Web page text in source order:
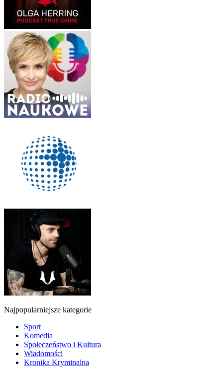
Najpopularniejsze kategorie
Sport
Komedia
Społeczeństwo i Kultura
Wiadomości
Kronika Kryminalna